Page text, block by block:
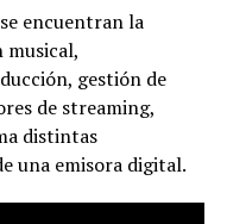
encuentran la
musical,
gestión de
de streaming,
distintas
una emisora digital.